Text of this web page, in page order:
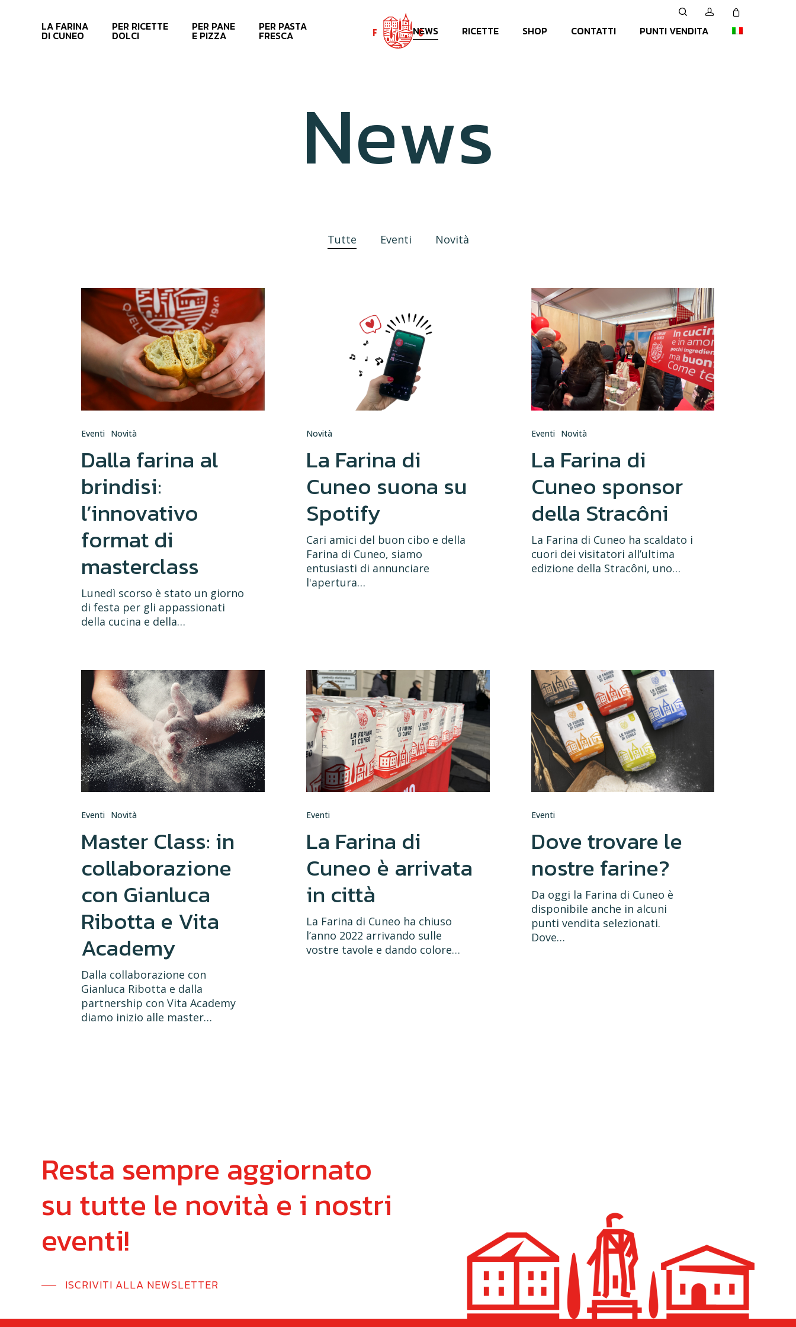
LA FARINA
DI CUNEO
PER RICETTE
DOLCI
PER PANE
E PIZZA
PER PASTA
FRESCA NEWS RICETTE SHOP CONTATTI PUNTI VENDITA
search account
Carrello
Nessun prodotto nel carrello.
Vai Al Negozio
News
Tutte Eventi Novità
Eventi Novità
Dalla farina al
brindisi:
l’innovativo
format di
masterclass
Lunedì scorso è stato un giorno
di festa per gli appassionati
della cucina e della…
Novità
La Farina di
Cuneo suona su
Spotify
Cari amici del buon cibo e della
Farina di Cuneo, siamo
entusiasti di annunciare
l'apertura…
Eventi Novità
La Farina di
Cuneo sponsor
della Stracôni
La Farina di Cuneo ha scaldato i
cuori dei visitatori all’ultima
edizione della Stracôni, uno…
Eventi Novità
Master Class: in
collaborazione
con Gianluca
Ribotta e Vita
Academy
Dalla collaborazione con
Gianluca Ribotta e dalla
partnership con Vita Academy
diamo inizio alle master…
Eventi
La Farina di
Cuneo è arrivata
in città
La Farina di Cuneo ha chiuso
l’anno 2022 arrivando sulle
vostre tavole e dando colore…
Eventi
Dove trovare le
nostre farine?
Da oggi la Farina di Cuneo è
disponibile anche in alcuni
punti vendita selezionati.
Dove…
Resta sempre aggiornato
su tutte le novità e i nostri
eventi!
ISCRIVITI ALLA NEWSLETTER